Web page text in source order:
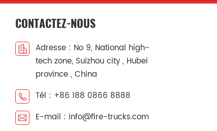
CONTACTEZ-NOUS
Adresse : No 9, National high-
tech zone, Suizhou city , Hubei
province , China
Tél : +86 188 0866 8888
E-mail : info@fire-trucks.com